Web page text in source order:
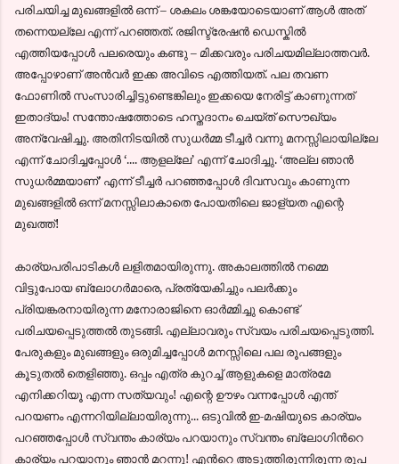
പരിചയിച്ച മുഖങ്ങളില്‍ ഒന്ന് – ശകലം ശങ്കയോടെയാണ് ആള്‍ അത്
തന്നെയല്ലേ എന്ന് പറഞ്ഞത്. രജിസ്ട്രേഷന്‍ ഡെസ്കില്‍
എത്തിയപ്പോള്‍ പലരെയും കണ്ടു – മിക്കവരും പരിചയമില്ലാത്തവര്‍.
അപ്പോഴാണ്‌ അന്‍വര്‍ ഇക്ക അവിടെ എത്തിയത്. പല തവണ
ഫോണില്‍ സംസാരിച്ചിട്ടുണ്ടെങ്കിലും ഇക്കയെ നേരിട്ട് കാണുന്നത്
ഇതാദ്യം! സന്തോഷത്തോടെ ഹസ്തദാനം ചെയ്ത് സൌഖ്യം
അന്വേഷിച്ചു. അതിനിടയില്‍ സുധര്‍മ്മ ടീച്ചര്‍ വന്നു മനസ്സിലായില്ലേ
എന്ന് ചോദിച്ചപ്പോള്‍ ‘.... ആളല്ലേ’ എന്ന്‍ ചോദിച്ചു. ‘അല്ല ഞാന്‍
സുധര്‍മ്മയാണ്’ എന്ന്‍ ടീച്ചര്‍ പറഞ്ഞപ്പോള്‍ ദിവസവും കാണുന്ന
മുഖങ്ങളില്‍ ഒന്ന് മനസ്സിലാകാതെ പോയതിലെ ജാള്യത എന്റെ
മുഖത്ത്!
കാര്യപരിപാടികള്‍ ലളിതമായിരുന്നു. അകാലത്തില്‍ നമ്മെ
വിട്ടുപോയ ബ്ലോഗര്‍മാരെ, പ്രത്യേകിച്ചും പലര്‍ക്കും
പ്രിയങ്കരനായിരുന്ന മനോരാജിനെ ഓര്‍മ്മിച്ചു കൊണ്ട്
പരിചയപ്പെടുത്തല്‍ തുടങ്ങി. എല്ലാവരും സ്വയം പരിചയപ്പെടുത്തി.
പേരുകളും മുഖങ്ങളും ഒരുമിച്ചപ്പോള്‍ മനസ്സിലെ പല രൂപങ്ങളും
കൂടുതല്‍ തെളിഞ്ഞു. ഒപ്പം എത്ര കുറച്ച് ആളുകളെ മാത്രമേ
എനിക്കറിയൂ എന്ന സത്യവും! എന്റെ ഊഴം വന്നപ്പോള്‍ എന്ത്
പറയണം എന്നറിയില്ലായിരുന്നു... ഒടുവില്‍ ഇ-മഷിയുടെ കാര്യം
പറഞ്ഞപ്പോള്‍ സ്വന്തം കാര്യം പറയാനും സ്വന്തം ബ്ലോഗിന്‍റെ
കാര്യം പറയാനും ഞാന്‍ മറന്നു! എന്‍റെ അടുത്തിരുന്നിരുന്ന രൂപ